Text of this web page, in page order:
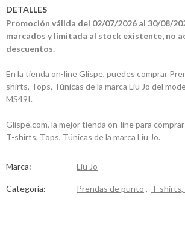
Quienes
somos
DETALLES
Promoción válida del 02/07/2026 al 30/08/
marcados y limitada al stock existente, no
descuentos.
En la tienda on-line Glispe, puedes comprar
shirts, Tops, Túnicas de la marca Liu Jo del
MS49I.
Glispe.com, la mejor tienda on-line para
T-shirts, Tops, Túnicas de la marca Liu Jo.
Marca: Liu Jo
Categoría: Prendas de punto , T-shirts,